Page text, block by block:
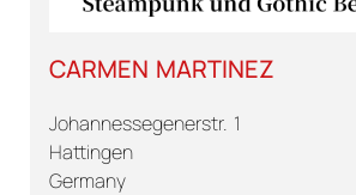
CARMEN MARTINEZ
Johannessegenerstr. 1
Hattingen
Germany